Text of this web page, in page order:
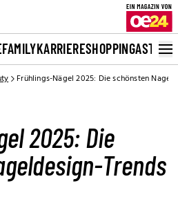
FAMILYKARRIERESHOPPINGASTRO
Frühlings-Nägel 2025: Die schönsten
2025: Die
Trends